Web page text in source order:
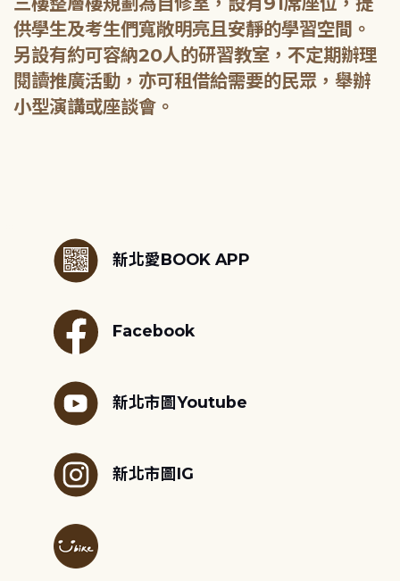
供學生及考生們寬敞明亮且安靜的學習空間。
另設有約可容納20人的研習教室，不定期辦理
閱讀推廣活動，亦可租借給需要的民眾，舉辦
小型演講或座談會。
新北愛BOOK APP
Facebook
新北市圖Youtube
新北市圖IG